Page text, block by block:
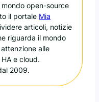
open-source
il portale Mia
articoli, notizie
riguarda il mondo
alle
e cloud.
2009.